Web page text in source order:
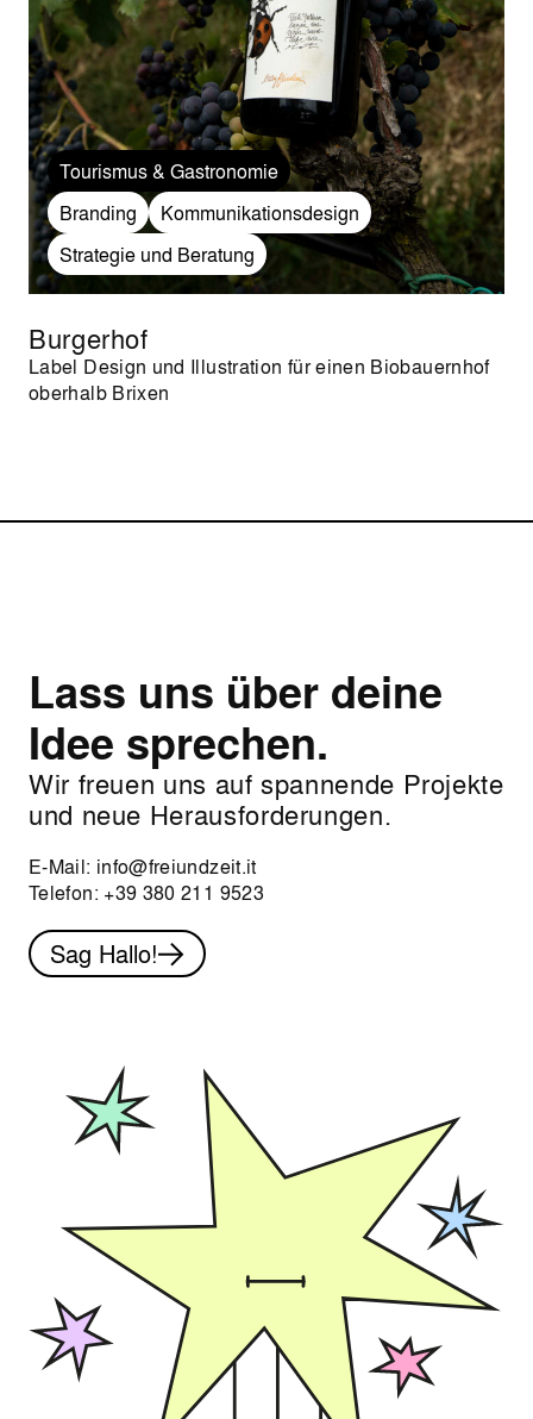
Tourismus & Gastronomie
Branding
Kommunikationsdesign
Strategie und Beratung
Burgerhof
Label Design und Illustration für einen Biobauernhof
oberhalb Brixen
Lass uns über deine
Idee sprechen.
Wir freuen uns auf spannende Projekte
und neue Herausforderungen.
E-Mail: info@freiundzeit.it
Telefon: +39 380 211 9523
Sag Hallo!